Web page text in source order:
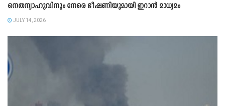
നെതന്യാഹുവിനും നേരെ ഭീഷണിയുമായി ഇറാൻ മാധ്യമം
JULY 14, 2026